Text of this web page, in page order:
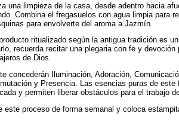
una limpieza de la casa, desde adentro hacia
Combina el fregasuelos con agua limpia para
para envolverte del aroma a Jazmín.
ritualizado según la antigua tradición es
recuerda recitar una plegaria con fe y
de Dios.
concederán Iluminación, Adoración,
y Presencia. Las esencias puras de este
y permiten liberar obstáculos para el trabajo
este proceso de forma semanal y coloca